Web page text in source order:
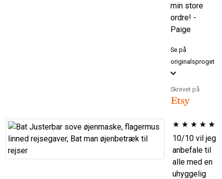
min store
ordre! -
Paige
Se på
originalsproget
Skrevet på
★ ★ ★ ★ ★
10/10 vil jeg
anbefale til
alle med en
uhyggelig